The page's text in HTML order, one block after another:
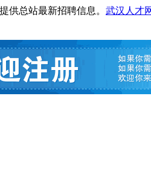
供总站最新招聘信息。 武汉人才